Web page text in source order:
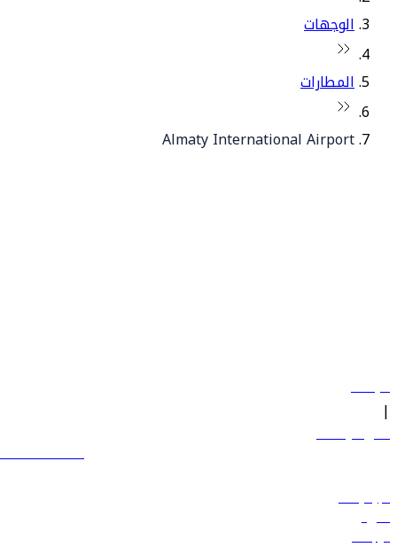
الوجهات
المطارات
Almaty International Airport
سياساتنا
|
الشروط والأحكام
600 544 445
حجز الرحلات
العروض
الوجهات